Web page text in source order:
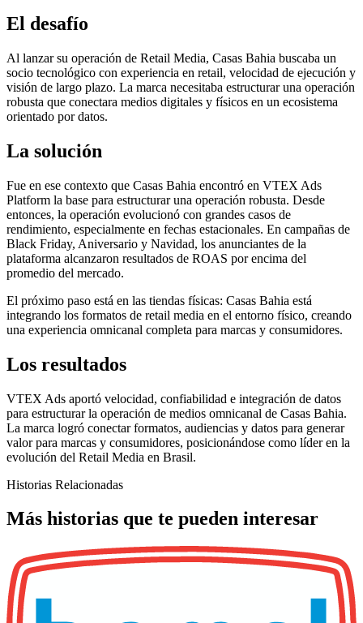
El desafío
Al lanzar su operación de Retail Media, Casas Bahia buscaba un
socio tecnológico con experiencia en retail, velocidad de ejecución y
visión de largo plazo. La marca necesitaba estructurar una operación
robusta que conectara medios digitales y físicos en un ecosistema
orientado por datos.
La solución
Fue en ese contexto que Casas Bahia encontró en VTEX Ads
Platform la base para estructurar una operación robusta. Desde
entonces, la operación evolucionó con grandes casos de
rendimiento, especialmente en fechas estacionales. En campañas de
Black Friday, Aniversario y Navidad, los anunciantes de la
plataforma alcanzaron resultados de ROAS por encima del
promedio del mercado.
El próximo paso está en las tiendas físicas: Casas Bahia está
integrando los formatos de retail media en el entorno físico, creando
una experiencia omnicanal completa para marcas y consumidores.
Los resultados
VTEX Ads aportó velocidad, confiabilidad e integración de datos
para estructurar la operación de medios omnicanal de Casas Bahia.
La marca logró conectar formatos, audiencias y datos para generar
valor para marcas y consumidores, posicionándose como líder en la
evolución del Retail Media en Brasil.
Historias Relacionadas
Más historias que te pueden interesar